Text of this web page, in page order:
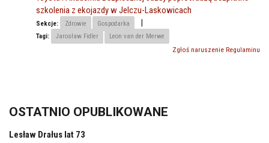
szkolenia z ekojazdy w Jelczu-Laskowicach
Sekcje: Zdrowie Gospodarka |
Tagi: Jarosław Fidler
Leon van der Merwe
Zgłoś naruszenie Regulaminu
OSTATNIO OPUBLIKOWANE
Lesław Drałus lat 73